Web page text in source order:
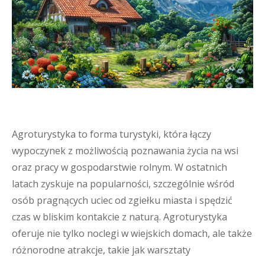
Agroturystyka to forma turystyki, która łączy
wypoczynek z możliwością poznawania życia na wsi
oraz pracy w gospodarstwie rolnym. W ostatnich
latach zyskuje na popularności, szczególnie wśród
osób pragnących uciec od zgiełku miasta i spędzić
czas w bliskim kontakcie z naturą. Agroturystyka
oferuje nie tylko noclegi w wiejskich domach, ale także
różnorodne atrakcje, takie jak warsztaty